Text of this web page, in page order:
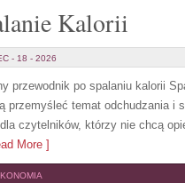
Kalorii
- 18 - 2026
przewodnik po spalaniu kalorii
przemyśleć temat odchudzania i
czytelników, którzy nie chcą
More ]